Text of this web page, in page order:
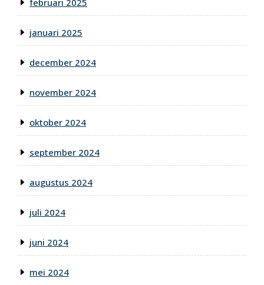
februari 2025
januari 2025
december 2024
november 2024
oktober 2024
september 2024
augustus 2024
juli 2024
juni 2024
mei 2024